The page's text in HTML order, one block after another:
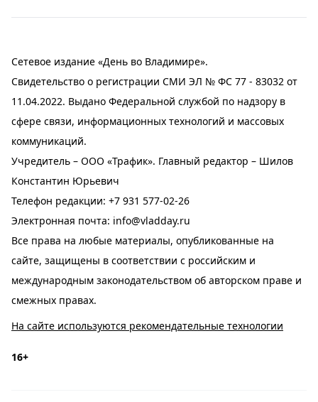
Сетевое издание «День во Владимире».
Свидетельство о регистрации СМИ ЭЛ № ФС 77 - 83032 от
11.04.2022. Выдано Федеральной службой по надзору в
сфере связи, информационных технологий и массовых
коммуникаций.
Учредитель – ООО «Трафик». Главный редактор – Шилов
Константин Юрьевич
Телефон редакции: +7 931 577-02-26
Электронная почта: info@vladday.ru
Все права на любые материалы, опубликованные на
сайте, защищены в соответствии с российским и
международным законодательством об авторском праве и
смежных правах.
На сайте используются рекомендательные технологии
16+